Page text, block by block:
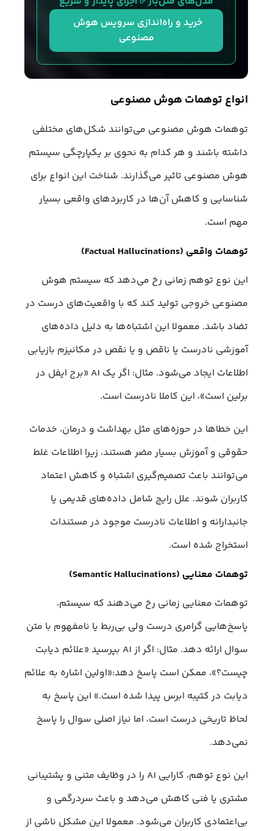
خرید و راه‌اندازی سرویس هوش
مصنوعی
انواع توهمات هوش مصنوعی
توهمات هوش مصنوعی می‌توانند شکل‌های مختلفی
داشته باشند و هر کدام به نحوی بر یکپارچگی سیستم
هوش مصنوعی تاثیر می‌گذارند. شناخت این انواع برای
شناسایی و کاهش آن‌ها در کاربردهای واقعی بسیار
مهم است.
توهمات واقعی (Factual Hallucinations)
این نوع توهم زمانی رخ می‌دهد که سیستم هوش
مصنوعی خروجی تولید کند که با واقعیت‌های درست در
تضاد باشد. معمولا این اشتباه‌ها به دلیل داده‌های
آموزشی نادرست یا ناقص و یا نقص در مکانیزم بازیابی
اطلاعات ایجاد می‌شود. مثال: اگر یک AI «برج ایفل در
برلین است»، این کاملا نادرست است.
این خطاها در حوزه‌های مثل بهداشت و درمان، خدمات
حقوقی و آموزش بسیار مضر هستند، زیرا اطلاعات غلط
می‌توانند باعث تصمیم‌گیری اشتباه و کاهش اعتماد
کاربران شوند. علل رایج شامل داده‌های قدیمی یا
جانبدارانه و اطلاعات نادرست موجود در مستندات
استخراج شده است.
توهمات معنایی (Semantic Hallucinations)
توهمات معنایی زمانی رخ می‌دهند که سیستم،
پاسخ‌هایی گرامری درست ولی بی‌ربط یا نامفهوم با متن
سوال ارائه دهد. مثال: اگر از AI بپرسید «علائم دیابت
چیست؟»، ممکن است پاسخ دهد:«اولین اشاره به علائم
دیابت در کتیبه ابرس پیدا شده است.» این پاسخ به
لحاظ تاریخی درست است، اما نیاز اصلی سوال را پاسخ
نمی‌دهد.
این نوع توهم، کارایی AI را در وظایف متنی و پشتیبانی
مشتری یا فنی کاهش می‌دهد و باعث سردرگمی و
بی‌اعتمادی کاربران می‌شود. معمولا این مشکل ناشی از